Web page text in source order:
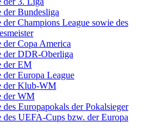
Bundesliga
Champions League sowie des
Copa America
der DDR-Oberliga
der EM
Europa League
der Klub-WM
der WM
Europapokals der Pokalsieger
UEFA-Cups bzw. der Europa